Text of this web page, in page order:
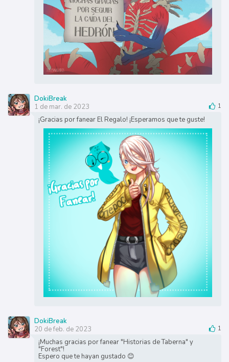
DokiBreak
1 de mar. de 2023
1
¡Gracias por fanear El Regalo! ¡Esperamos que te guste!
DokiBreak
20 de feb. de 2023
1
¡Muchas gracias por fanear "Historias de Taberna" y
"Forest"!
Espero que te hayan gustado 😊